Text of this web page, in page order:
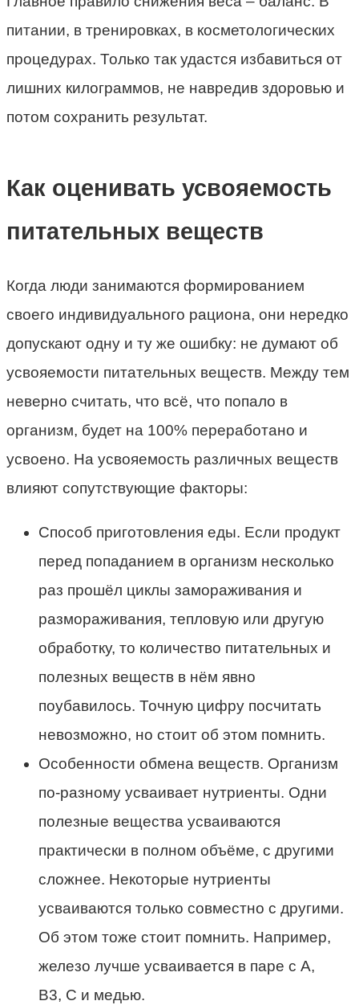
питании, в тренировках, в косметологических
процедурах. Только так удастся избавиться от
лишних килограммов, не навредив здоровью и
потом сохранить результат.
Как оценивать усвояемость
питательных веществ
Когда люди занимаются формированием
своего индивидуального рациона, они нередко
допускают одну и ту же ошибку: не думают об
усвояемости питательных веществ. Между тем
неверно считать, что всё, что попало в
организм, будет на 100% переработано и
усвоено. На усвояемость различных веществ
влияют сопутствующие факторы:
Способ приготовления еды. Если продукт
перед попаданием в организм несколько
раз прошёл циклы замораживания и
размораживания, тепловую или другую
обработку, то количество питательных и
полезных веществ в нём явно
поубавилось. Точную цифру посчитать
невозможно, но стоит об этом помнить.
Особенности обмена веществ. Организм
по-разному усваивает нутриенты. Одни
полезные вещества усваиваются
практически в полном объёме, с другими
сложнее. Некоторые нутриенты
усваиваются только совместно с другими.
Об этом тоже стоит помнить. Например,
железо лучше усваивается в паре с А,
B3, С и медью.